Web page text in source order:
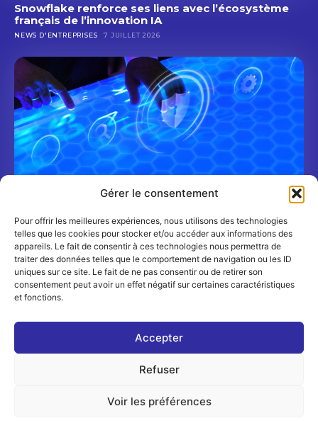
Gérer le consentement
Pour offrir les meilleures expériences, nous utilisons des technologies
telles que les cookies pour stocker et/ou accéder aux informations des
appareils. Le fait de consentir à ces technologies nous permettra de
traiter des données telles que le comportement de navigation ou les ID
uniques sur ce site. Le fait de ne pas consentir ou de retirer son
consentement peut avoir un effet négatif sur certaines caractéristiques
et fonctions.
Accepter
Refuser
Voir les préférences
Snowflake renforce ses liens avec l’écosystème
français de l’innovation IA
NEWS D'ENTREPRISES 7 JUILLET 2026
Shadow AI : un nouveau risque cyber pour les
banques et les assureurs
TRIBUNES 6 JUILLET 2026
Mentions Légales - Politique de confidentialité
Confidentialité